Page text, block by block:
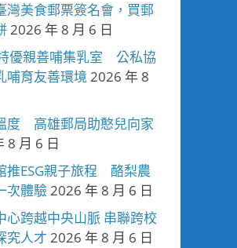
灣美食郵票簽名會，買郵
2026 年 8 月 6 日
優親善哺集乳室 公私協
哺育友善環境2026 年 8
度 高雄郵局助憨兒向家
8 月 6 日
推ESG親子旅程 酪梨農
次體驗2026 年 8 月 6 日
心跨越中央山脈 串聯跨校
究人才 2026 年 8 月 6 日